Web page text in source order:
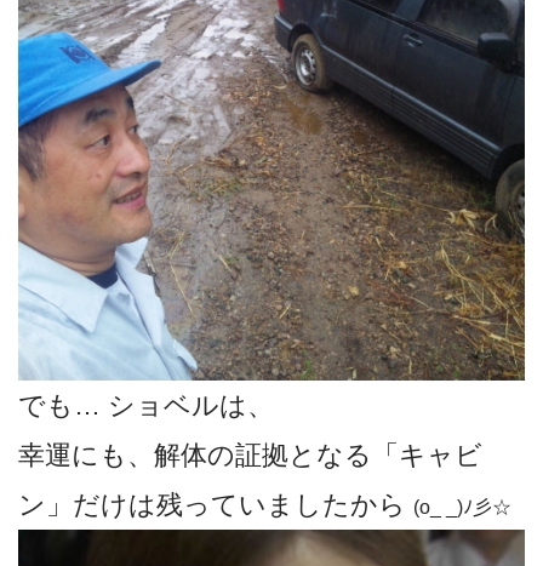
でも… ショベルは、
幸運にも、解体の証拠となる「キャビ
ン」だけは残っていましたから
(o_ _)ﾉ彡☆